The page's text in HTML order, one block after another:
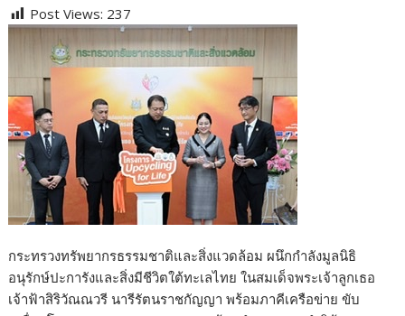
e
b
o
o
k
itt
er
d
di
t
e g
g
er
m
bl
r
er
e
st
p
y
Li
n
k
Post Views: 237
กระทรวงทรัพยากรธรรมชาติและสิ่งแวดล้อม ผนึกกำลังมูลนิธิ
อนุรักษ์ปะการังและสิ่งมีชีวิตใต้ทะเลไทย ในสมเด็จพระเจ้าลูกเธอ
เจ้าฟ้าสิริวัณณวรี นารีรัตนราชกัญญา พร้อมภาคีเครือข่าย ขับ